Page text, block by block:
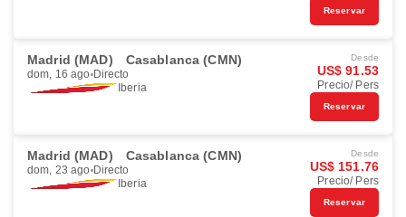
Reservar
Madrid (MAD) Casablanca (CMN)
dom, 16 ago Directo
Iberia
Desde
US$ 91.53
Precio/ Pers
Reservar
Madrid (MAD) Casablanca (CMN)
dom, 23 ago Directo
Iberia
Desde
US$ 151.76
Precio/ Pers
Reservar